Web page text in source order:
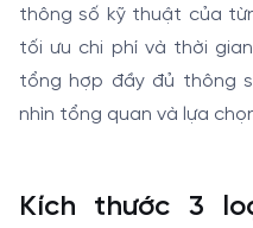
thông số kỹ thuật của
tối ưu chi phí và thời
tổng hợp đầy đủ thông
nhìn tổng quan và lựa
Kích thước 3